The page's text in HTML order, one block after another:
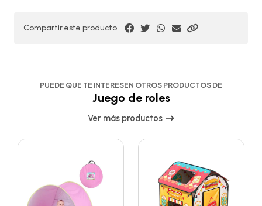
Compartir este producto
PUEDE QUE TE INTERESEN OTROS PRODUCTOS DE
Juego de roles
Ver más productos